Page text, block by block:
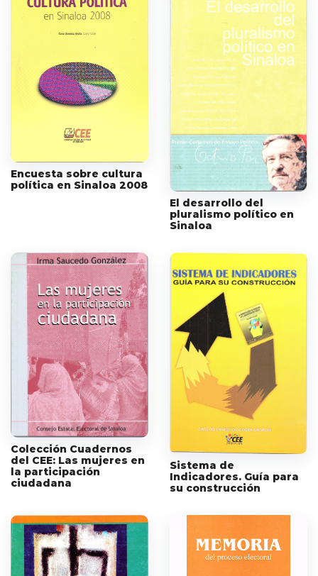
Encuesta sobre cultura
política en Sinaloa 2008
El desarrollo del
pluralismo político en
Sinaloa
Colección Cuadernos
del CEE: Las mujeres en
la participación
ciudadana
Sistema de
Indicadores. Guía para
su construcción